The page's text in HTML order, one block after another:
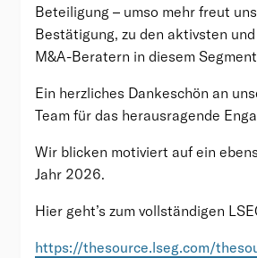
Beteiligung – umso mehr freut
Bestätigung, zu den aktivsten
M&A-Beratern in diesem
Ein herzliches Dankeschön an
Team für das herausragende
Wir blicken motiviert auf ein
Jahr 2026.
Hier geht’s zum vollständigen
https://thesource.lseg.com/